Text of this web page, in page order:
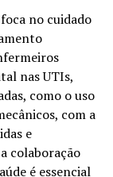
no cuidado
nas UTIs,
como o uso
com a
e
colaboração
é essencial